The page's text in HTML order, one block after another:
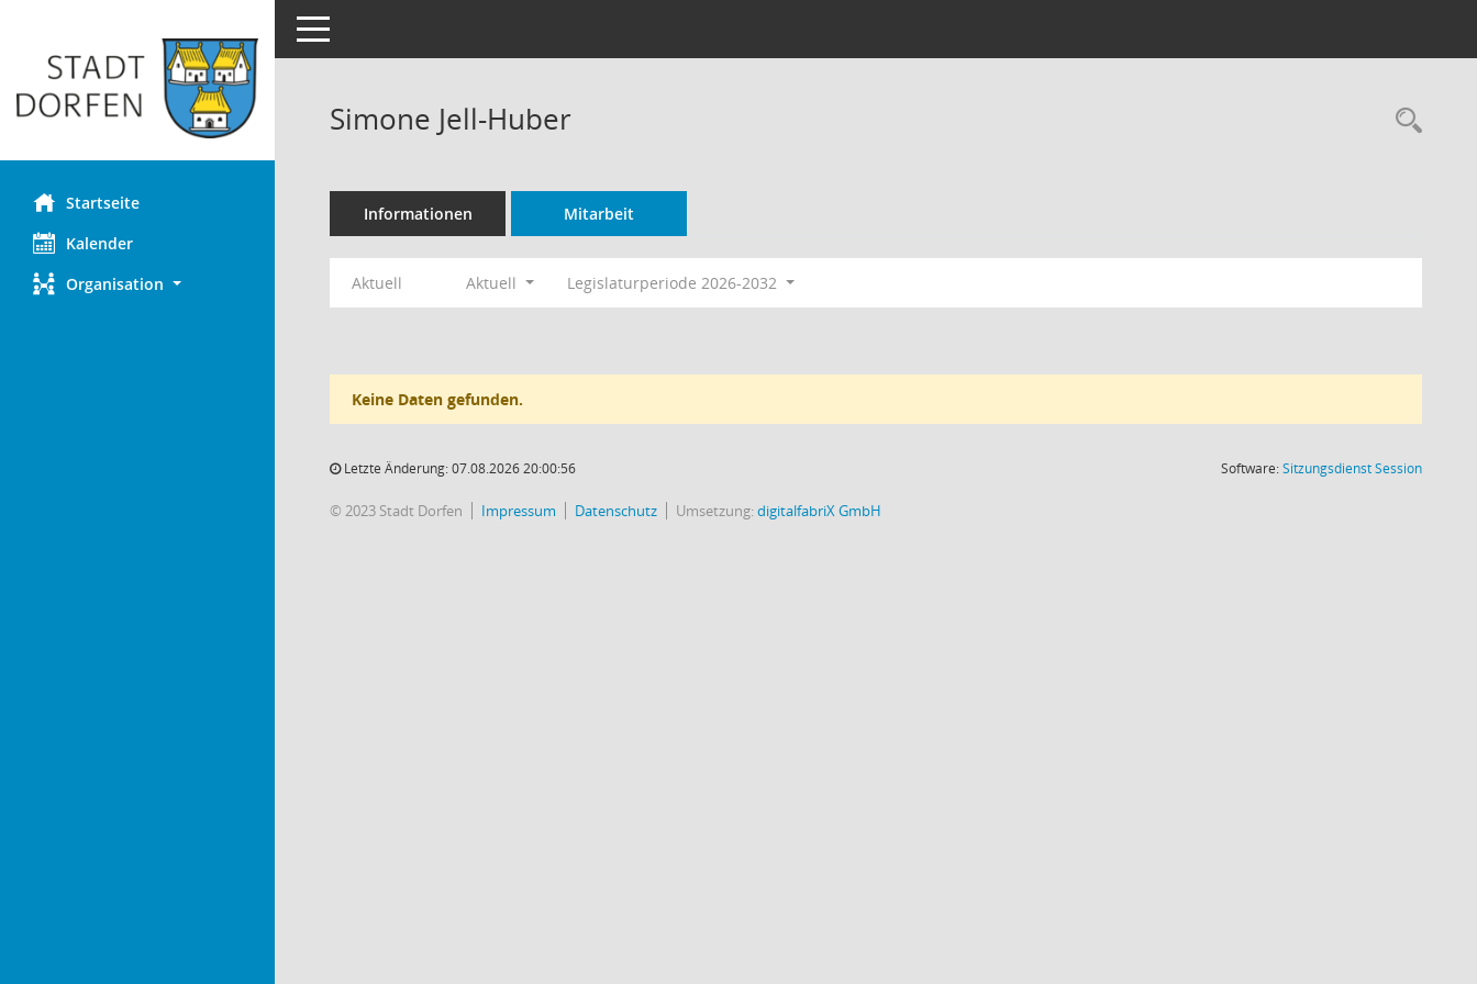
Startseite
Kalender
Organisation
Toggle navigation
Simone Jell-Huber
Informationen Mitarbeit
Aktuell Aktuell Legislaturperiode 2026-2032
Keine Daten gefunden.
Letzte Änderung: 07.08.2026 20:00:56 Software:SitzungsdienstSession(Wird in
© 2023 Stadt Dorfen Impressum Datenschutz Umsetzung:digitalfabriX GmbH